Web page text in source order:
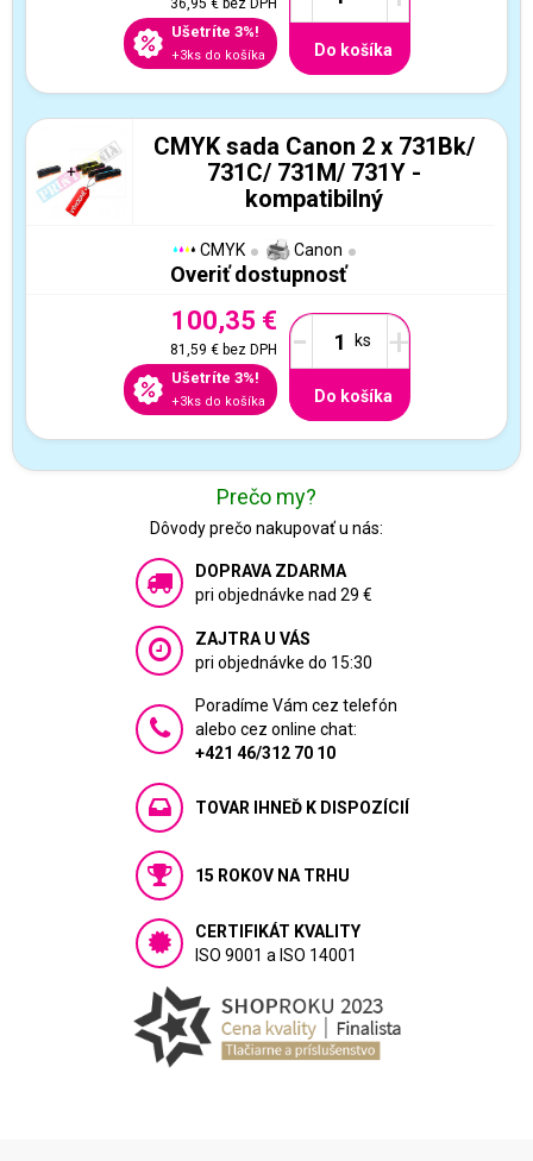
36,95 €bez DPH
Ušetríte 3%!
+3ks do košíka Do košíka
CMYK sada Canon 2 x 731Bk/
731C/ 731M/ 731Y -
kompatibilný
CMYK Canon
Overiť dostupnosť
100,35 €
81,59 €bez DPH
Ušetríte 3%!
+3ks do košíka
- +
Do košíka
Prečo my?
Dôvody prečo nakupovať u nás:
DOPRAVA ZDARMA
pri objednávke nad 29 €
ZAJTRA U VÁS
pri objednávke do 15:30
Poradíme Vám cez telefón
alebo cez online chat:
+421 46/312 70 10
TOVAR IHNEĎ K DISPOZÍCIÍ
15 ROKOV NA TRHU
CERTIFIKÁT KVALITY
ISO 9001 a ISO 14001